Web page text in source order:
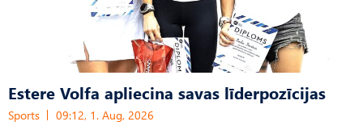
Estere Volfa apliecina savas līderpozīcijas
Sports 09:12, 1. Aug, 2026